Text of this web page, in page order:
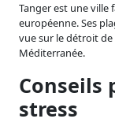
Tanger est une ville
européenne. Ses
vue sur le détroit de
Méditerranée.
Conseils
stress